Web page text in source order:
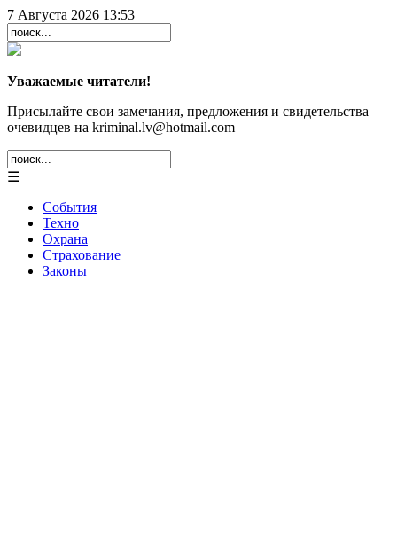
7 Августа 2026 13:53
Уважаемые читатели!
Присылайте свои замечания, предложения и свидетельства
очевидцев на kriminal.lv@hotmail.com
☰
События
Техно
Охрана
Страхование
Законы